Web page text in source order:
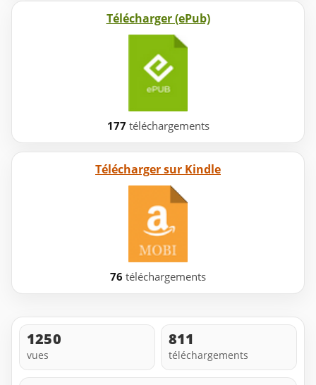
Télécharger (ePub)
177 téléchargements
Télécharger sur Kindle
76 téléchargements
1250
vues
811
téléchargements